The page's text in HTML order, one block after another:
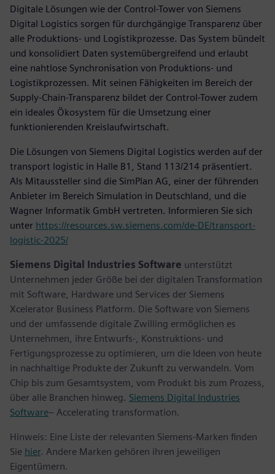
Digitale Lösungen wie der Control-Tower von Siemens
Digital Logistics sorgen für durchgängige Transparenz über
alle Produktions- und Logistikprozesse. Das System bündelt
und konsolidiert Daten systemübergreifend und erlaubt
eine nahtlose Synchronisation von Produktions- und
Logistikprozessen. Mit seinen Fähigkeiten im Bereich der
Supply-Chain-Transparenz bildet der Control-Tower zudem
ein ideales Ökosystem für die Umsetzung einer
funktionierenden Kreislaufwirtschaft.
Die Lösungen von Siemens Digital Logistics werden auf der
transport logistic in Halle B1, Stand 113/214 präsentiert.
Als Mitaussteller sind die SimPlan AG, einer der führenden
Anbieter im Bereich Simulation in Deutschland, und die
Wagner Informatik GmbH vertreten. Informieren Sie sich
unter https://resources.sw.siemens.com/de-DE/transport-
logistic-2025/
Siemens Digital Industries Software unterstützt
Unternehmen jeder Größe bei der digitalen Transformation
mit Software, Hardware und Services der Siemens
Xcelerator Business Platform. Die Software von Siemens
und der umfassende digitale Zwilling ermöglichen es
Unternehmen, ihre Entwurfs-, Konstruktions- und
Fertigungsprozesse zu optimieren, um die Ideen von heute
in nachhaltige Produkte der Zukunft zu verwandeln. Vom
Chip bis zum Gesamtsystem, vom Produkt bis zum Prozess,
über alle Branchen hinweg. Siemens Digital Industries
Software– Accelerating transformation.
Hinweis: Eine Liste der relevanten Siemens-Marken finden
Sie hier. Andere Marken gehören ihren jeweiligen
Eigentümern.